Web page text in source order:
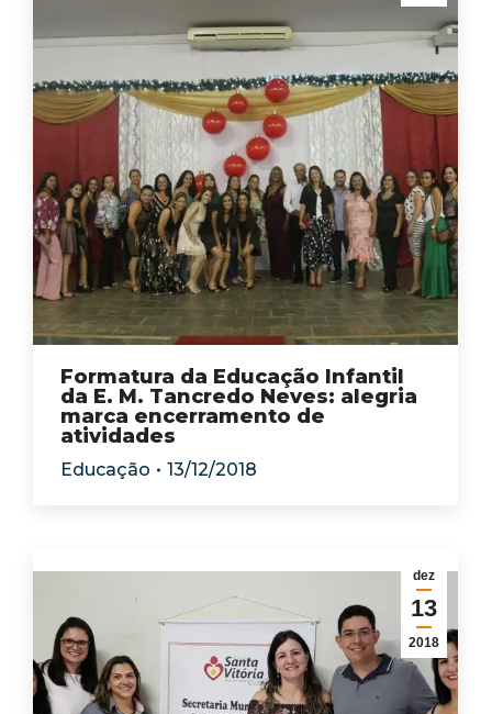
Formatura da Educação Infantil
da E. M. Tancredo Neves: alegria
marca encerramento de
atividades
Educação 13/12/2018
dez
13
2018